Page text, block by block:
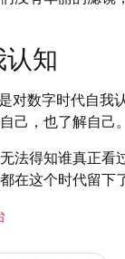
知
对数字时代自
己，也了解自己。
法得知谁真正
在这个时代留下